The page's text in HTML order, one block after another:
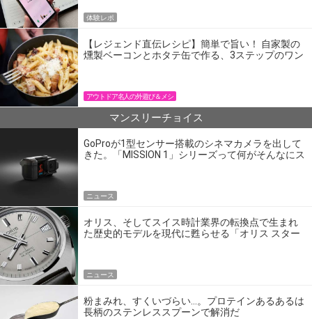
体験レポ
【レジェンド直伝レシピ】簡単で旨い！ 自家製の
燻製ベーコンとホタテ缶で作る、3ステップのワン
アウトドア名人の外遊び＆メシ
マンスリーチョイス
GoProが1型センサー搭載のシネマカメラを出して
きた。「MISSION 1」シリーズって何がそんなにス
ニュース
オリス、そしてスイス時計業界の転換点で生まれ
た歴史的モデルを現代に甦らせる「オリス スター
ニュース
粉まみれ、すくいづらい…。プロテインあるあるは
長柄のステンレススプーンで解消だ